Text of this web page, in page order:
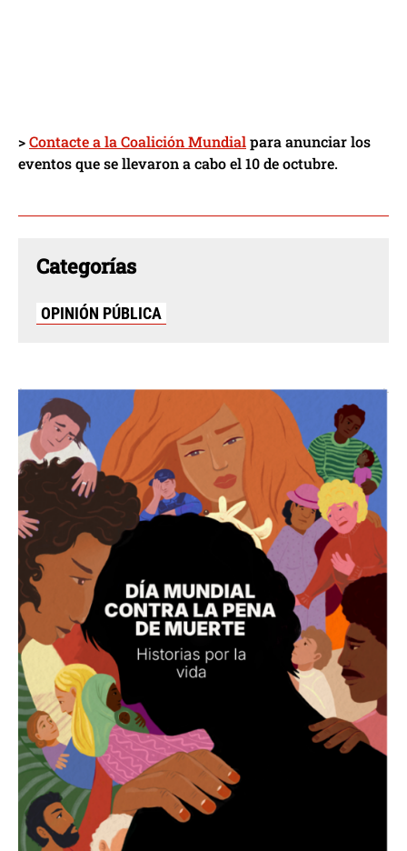
>Contacte a la Coalición Mundialpara anunciar los
eventos que se llevaron a cabo el 10 de octubre.
Categorías
OPINIÓN PÚBLICA